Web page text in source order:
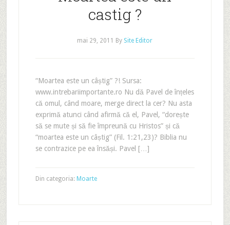
castig ?
mai 29, 2011 By Site Editor
“Moartea este un câștig” ?! Sursa:
www.intrebariimportante.ro Nu dă Pavel de înțeles
că omul, când moare, merge direct la cer? Nu asta
exprimă atunci când afirmă că el, Pavel, “dorește
să se mute și să fie împreună cu Hristos” și că
“moartea este un câștig” (Fil. 1:21,23)? Biblia nu
se contrazice pe ea însăși. Pavel […]
Din categoria: Moarte